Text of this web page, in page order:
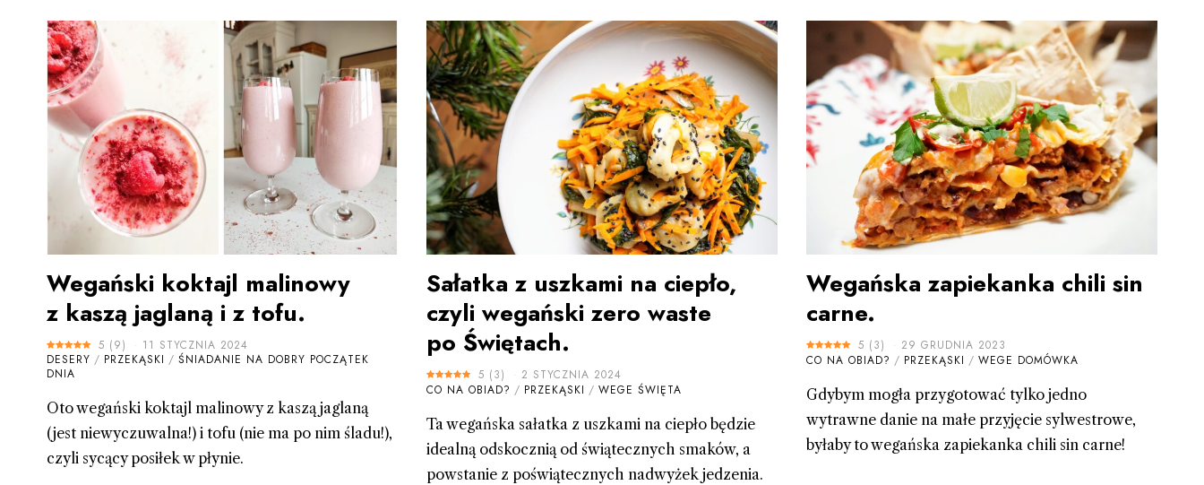
Wegański koktajl malinowy
z kaszą jaglaną i z tofu.
5 (9)
11 STYCZNIA 2024
DESERY / PRZEKĄSKI / ŚNIADANIE NA DOBRY POCZĄTEK
DNIA
Oto wegański koktajl malinowy z kaszą jaglaną
(jest niewyczuwalna!) i tofu (nie ma po nim śladu!),
czyli sycący posiłek w płynie.
Sałatka z uszkami na ciepło,
czyli wegański zero waste
po Świętach.
5 (3)
2 STYCZNIA 2024
CO NA OBIAD? / PRZEKĄSKI / WEGE ŚWIĘTA
Ta wegańska sałatka z uszkami na ciepło będzie
idealną odskocznią od świątecznych smaków, a
powstanie z poświątecznych nadwyżek jedzenia.
Wegańska zapiekanka chili sin
carne.
5 (3)
29 GRUDNIA 2023
CO NA OBIAD? / PRZEKĄSKI / WEGE DOMÓWKA
Gdybym mogła przygotować tylko jedno
wytrawne danie na małe przyjęcie sylwestrowe,
byłaby to wegańska zapiekanka chili sin carne!